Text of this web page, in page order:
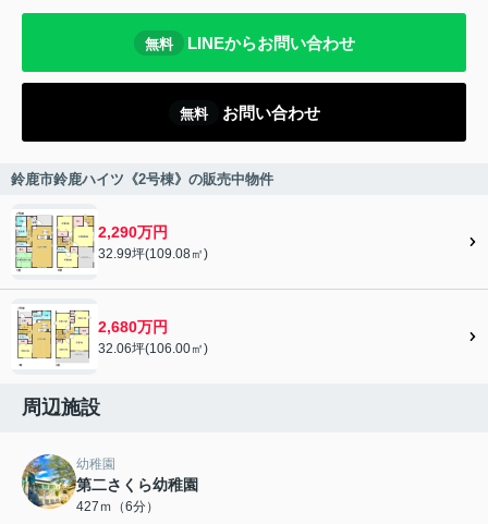
無料 LINEからお問い合わせ
無料 お問い合わせ
鈴鹿市鈴鹿ハイツ《2号棟》の販売中物件
2,290万円
32.99坪(109.08㎡)
2,680万円
32.06坪(106.00㎡)
周辺施設
幼稚園
第二さくら幼稚園
427ｍ（6分）